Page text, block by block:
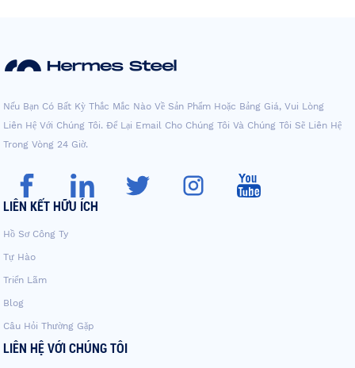
Nếu Bạn Có Bất Kỳ Thắc Mắc Nào Về Sản Phẩm Hoặc Bảng Giá, Vui Lòng
Liên Hệ Với Chúng Tôi. Để Lại Email Cho Chúng Tôi Và Chúng Tôi Sẽ Liên Hệ
Trong Vòng 24 Giờ.
LIÊN KẾT HỮU ÍCH
Hồ Sơ Công Ty
Tự Hào
Triển Lãm
Blog
Câu Hỏi Thường Gặp
LIÊN HỆ VỚI CHÚNG TÔI